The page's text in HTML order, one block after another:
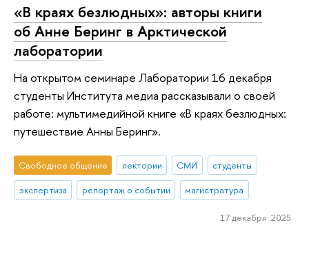
«В краях безлюдных»: авторы книги
об Анне Беринг в Арктической
лаборатории
На открытом семинаре Лаборатории 16 декабря
студенты Института медиа рассказывали о своей
работе: мультимедийной книге «В краях безлюдных:
путешествие Анны Беринг».
Свободное общение лектории СМИ
студенты
экспертиза
репортаж о событии магистратура
17 декабря 2025